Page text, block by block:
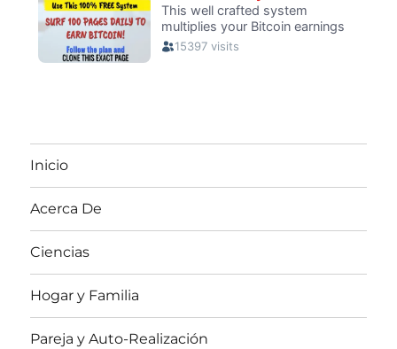
Inicio
Acerca De
Ciencias
Hogar y Familia
Pareja y Auto-Realización